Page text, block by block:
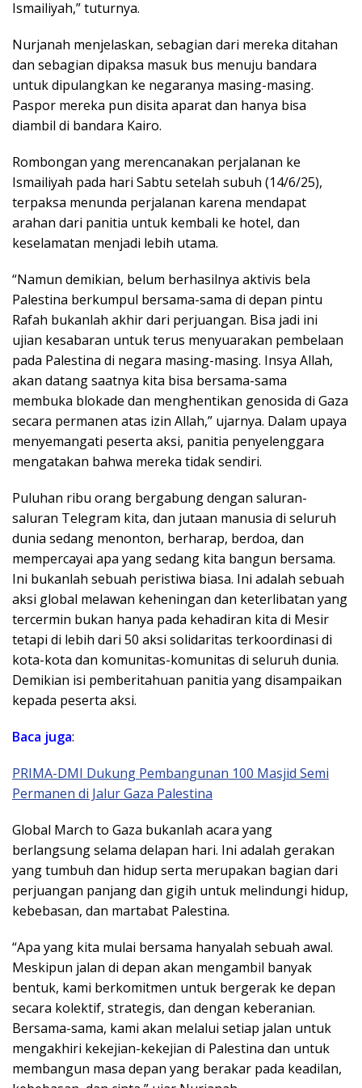
Ismailiyah,” tuturnya.
Nurjanah menjelaskan, sebagian dari mereka ditahan
dan sebagian dipaksa masuk bus menuju bandara
untuk dipulangkan ke negaranya masing-masing.
Paspor mereka pun disita aparat dan hanya bisa
diambil di bandara Kairo.
Rombongan yang merencanakan perjalanan ke
Ismailiyah pada hari Sabtu setelah subuh (14/6/25),
terpaksa menunda perjalanan karena mendapat
arahan dari panitia untuk kembali ke hotel, dan
keselamatan menjadi lebih utama.
“Namun demikian, belum berhasilnya aktivis bela
Palestina berkumpul bersama-sama di depan pintu
Rafah bukanlah akhir dari perjuangan. Bisa jadi ini
ujian kesabaran untuk terus menyuarakan pembelaan
pada Palestina di negara masing-masing. Insya Allah,
akan datang saatnya kita bisa bersama-sama
membuka blokade dan menghentikan genosida di Gaza
secara permanen atas izin Allah,” ujarnya. Dalam upaya
menyemangati peserta aksi, panitia penyelenggara
mengatakan bahwa mereka tidak sendiri.
Puluhan ribu orang bergabung dengan saluran-
saluran Telegram kita, dan jutaan manusia di seluruh
dunia sedang menonton, berharap, berdoa, dan
mempercayai apa yang sedang kita bangun bersama.
Ini bukanlah sebuah peristiwa biasa. Ini adalah sebuah
aksi global melawan keheningan dan keterlibatan yang
tercermin bukan hanya pada kehadiran kita di Mesir
tetapi di lebih dari 50 aksi solidaritas terkoordinasi di
kota-kota dan komunitas-komunitas di seluruh dunia.
Demikian isi pemberitahuan panitia yang disampaikan
kepada peserta aksi.
Baca juga:
PRIMA-DMI Dukung Pembangunan 100 Masjid Semi
Permanen di Jalur Gaza Palestina
Global March to Gaza bukanlah acara yang
berlangsung selama delapan hari. Ini adalah gerakan
yang tumbuh dan hidup serta merupakan bagian dari
perjuangan panjang dan gigih untuk melindungi hidup,
kebebasan, dan martabat Palestina.
“Apa yang kita mulai bersama hanyalah sebuah awal.
Meskipun jalan di depan akan mengambil banyak
bentuk, kami berkomitmen untuk bergerak ke depan
secara kolektif, strategis, dan dengan keberanian.
Bersama-sama, kami akan melalui setiap jalan untuk
mengakhiri kekejian-kekejian di Palestina dan untuk
membangun masa depan yang berakar pada keadilan,